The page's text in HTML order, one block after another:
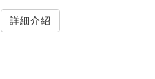
詳細介紹